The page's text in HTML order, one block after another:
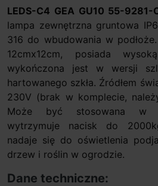
LEDS-C4 GEA GU10 55-9281-
lampa zewnętrzna gruntowa
316 do wbudowania w
12cmx12cm, posiada
wykończona jest w wersji
hartowanego szkła. Źródłem
230V (brak w komplecie,
Może być stosowana w
wytrzymuje nacisk do
nadaje się do oświetlenia
drzew i roślin w ogrodzie.
Dane techniczne: